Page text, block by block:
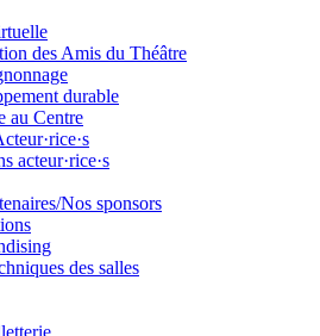
des Amis du Théâtre
durable
au Centre
acteur·rice·s
Nos sponsors
des salles